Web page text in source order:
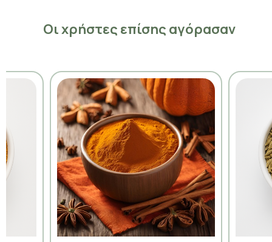
Οι χρήστες επίσης αγόρασαν